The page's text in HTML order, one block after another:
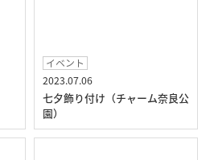
イベント
2023.07.06
七夕飾り付け（チャーム奈良公
園）